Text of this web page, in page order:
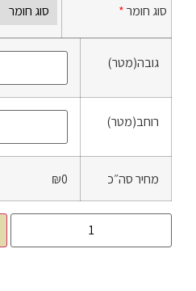
סוג חומר*
גובה(מטר)
רוחב(מטר)
מחיר סה״כ ₪0